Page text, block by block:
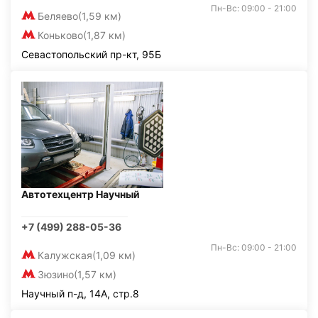
Беляево(1,59 км)
Коньково(1,87 км)
Пн-Вс: 09:00 - 21:00
Севастопольский пр-кт, 95Б
Автотехцентр Научный
+7 (499) 288-05-36
Калужская(1,09 км)
Зюзино(1,57 км)
Пн-Вс: 09:00 - 21:00
Научный п-д, 14А, стр.8